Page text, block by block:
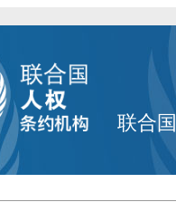
联合